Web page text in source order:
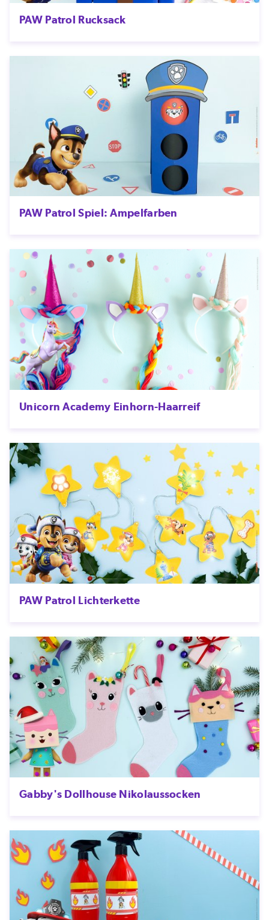
PAW Patrol Rucksack
PAW Patrol Spiel: Ampelfarben
Unicorn Academy Einhorn-Haarreif
PAW Patrol Lichterkette
Gabby's Dollhouse Nikolaussocken